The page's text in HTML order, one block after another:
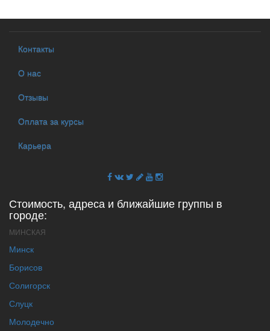
Контакты
О нас
Отзывы
Оплата за курсы
Карьера
Стоимость, адреса и ближайшие группы в
городе:
МИНСКАЯ
Минск
Борисов
Солигорск
Слуцк
Молодечно